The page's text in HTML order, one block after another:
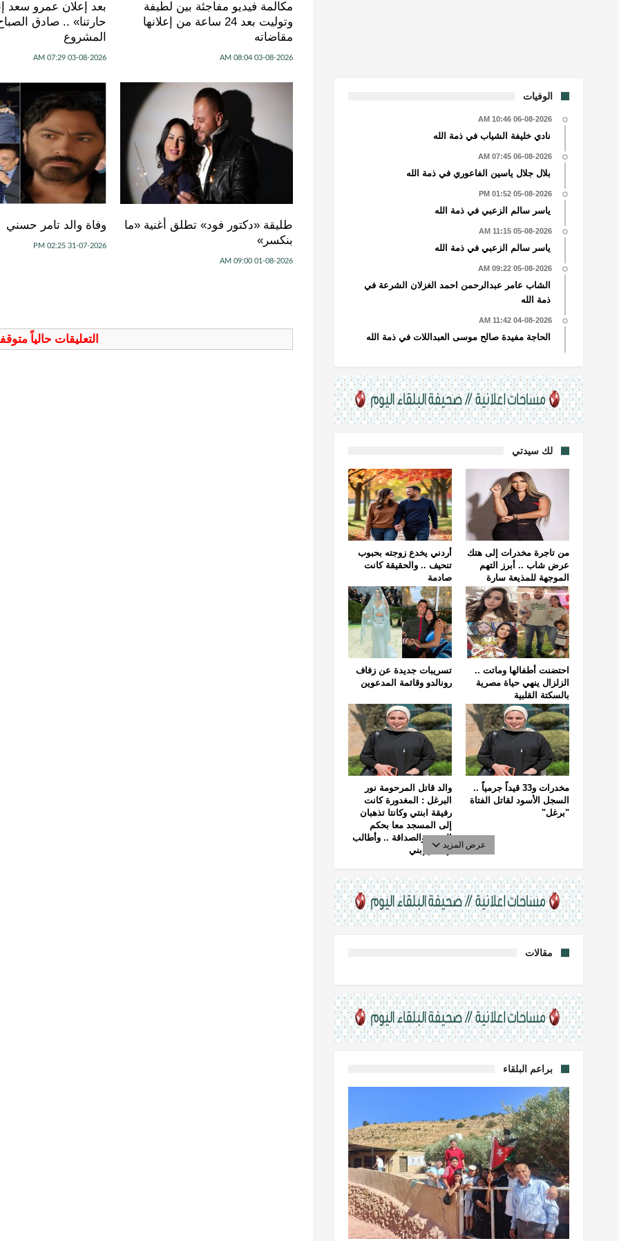
مكالمة فيديو مفاجئة بين لطيفة
وتوليت بعد 24 ساعة من إعلانها
مقاضاته
03-08-2026 08:04 AM
بعد إعلان عمرو سعد
حارتنا» .. صادق
المشروع
03-08-2026 07:29 AM
طليقة «دكتور فود» تطلق أغنية «ما
بنكسر»
01-08-2026 09:00 AM
وفاة والد تامر حسني
31-07-2026 02:25 PM
التعليقات حالياً
الوفيات
06-08-2026 10:46 AM
نادي خليفة الشياب في ذمة الله
06-08-2026 07:45 AM
بلال جلال ياسين الفاعوري في ذمة الله
05-08-2026 01:52 PM
ياسر سالم الزعبي في ذمة الله
05-08-2026 11:15 AM
ياسر سالم الزعبي في ذمة الله
05-08-2026 09:22 AM
الشاب عامر عبدالرحمن احمد الغزلان الشرعة في
ذمة الله
04-08-2026 11:42 AM
الحاجة مفيدة صالح موسى العبداللات في ذمة الله
لك سيدتي
أردني يخدع زوجته بحبوب
تنحيف .. والحقيقة كانت
صادمة
من تاجرة مخدرات إلى هتك
عرض شاب .. أبرز التهم
الموجهة للمذيعة سارة
خليفة
تسريبات جديدة عن زفاف
رونالدو وقائمة المدعوين
احتضنت أطفالها وماتت ..
الزلزال ينهي حياة مصرية
بالسكتة القلبية
والد قاتل المرحومة نور
البرغل : المغدورة كانت
رفيقة ابنتي وكانتا تذهبان
إلى المسجد معا بحكم
الجيرة والصداقة .. وأطالب
بإعدام إبني
مخدرات و33 قيداً جرمياً ..
السجل الأسود لقاتل الفتاة
"برغل"
عرض المزيد
مقالات
براعم البلقاء